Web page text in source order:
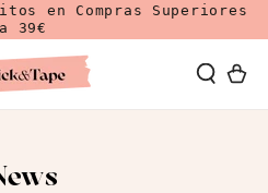
en Compras Superiores
a 39€
Carrito